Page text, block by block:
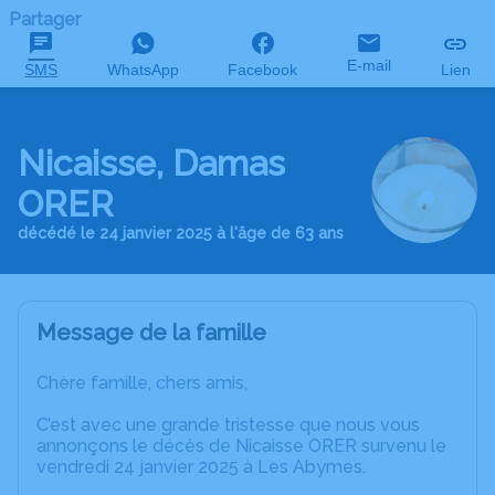
Partager
SMS WhatsApp Facebook E-mail Lien
Nicaisse, Damas
ORER
décédé le 24 janvier 2025 à l'âge de 63 ans
Message de la famille
Chère famille, chers amis,
C’est avec une grande tristesse que nous vous
annonçons le décès de Nicaisse ORER survenu le
vendredi 24 janvier 2025 à Les Abymes.